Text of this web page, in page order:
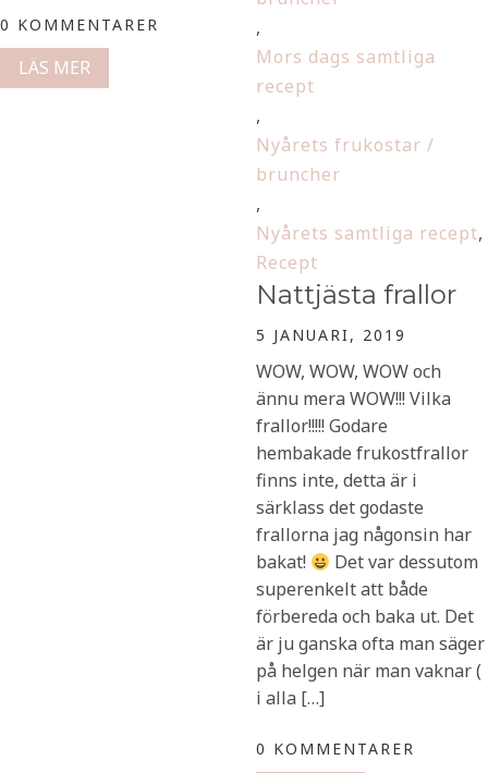
0 KOMMENTARER
LÄS MER
,
Mors dags samtliga
recept
,
Nyårets frukostar /
bruncher
,
Nyårets samtliga recept,
Recept
Nattjästa frallor
5 JANUARI, 2019
WOW, WOW, WOW och
ännu mera WOW!!! Vilka
frallor!!!!! Godare
hembakade frukostfrallor
finns inte, detta är i
särklass det godaste
frallorna jag någonsin har
bakat!
Det var dessutom
superenkelt att både
förbereda och baka ut. Det
är ju ganska ofta man säger
på helgen när man vaknar (
i alla […]
0 KOMMENTARER